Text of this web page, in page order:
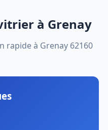
à Grenay
rapide à Grenay 62160